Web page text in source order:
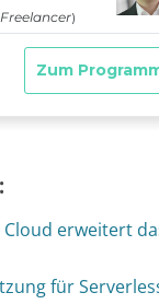
erweitert
für